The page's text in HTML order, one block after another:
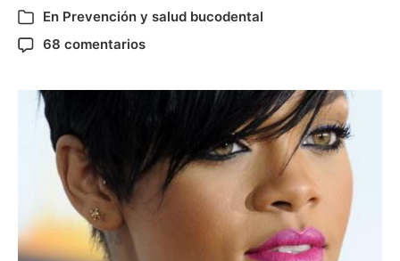
En Prevención y salud bucodental
68 comentarios